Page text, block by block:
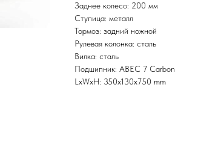
Заднее колесо: 200 мм
Ступица: металл
Тормоз: задний ножной
Рулевая колонка: сталь
Вилка: сталь
Подшипник: ABEC 7 Carbon
LxWxH: 350x130x750 mm